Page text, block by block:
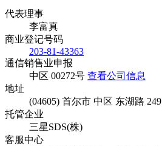
代表理事
李富真
商业登记号码
203-81-43363
通信销售业申报
中区 00272号 查看公司信息
地址
(04605) 首尔市 中区 东湖路 249
托管企业
三星SDS(株)
客服中心